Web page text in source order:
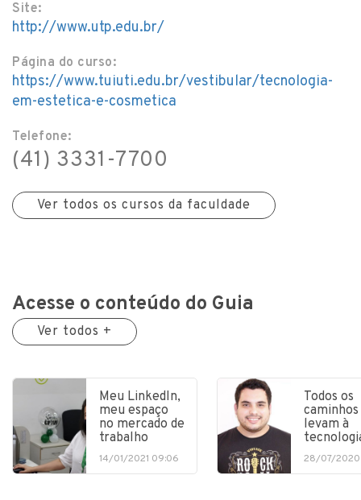
Site:
http://www.utp.edu.br/
Página do curso:
https://www.tuiuti.edu.br/vestibular/tecnologia-
em-estetica-e-cosmetica
Telefone:
(41) 3331-7700
Ver todos os cursos da faculdade
Acesse o conteúdo do Guia
Ver todos +
Meu LinkedIn,
meu espaço
no mercado de
trabalho
14/01/2021 09:06
Todos os
caminhos
levam à
28/07/2020